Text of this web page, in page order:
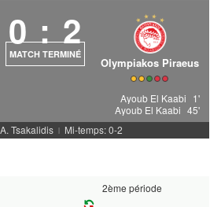
0 : 2
MATCH TERMINÉ
Olympiakos Piraeus
Ayoub El Kaabi 1'
Ayoub El Kaabi 45'
Tsakalidis | Mi-temps: 0-2
2ème période